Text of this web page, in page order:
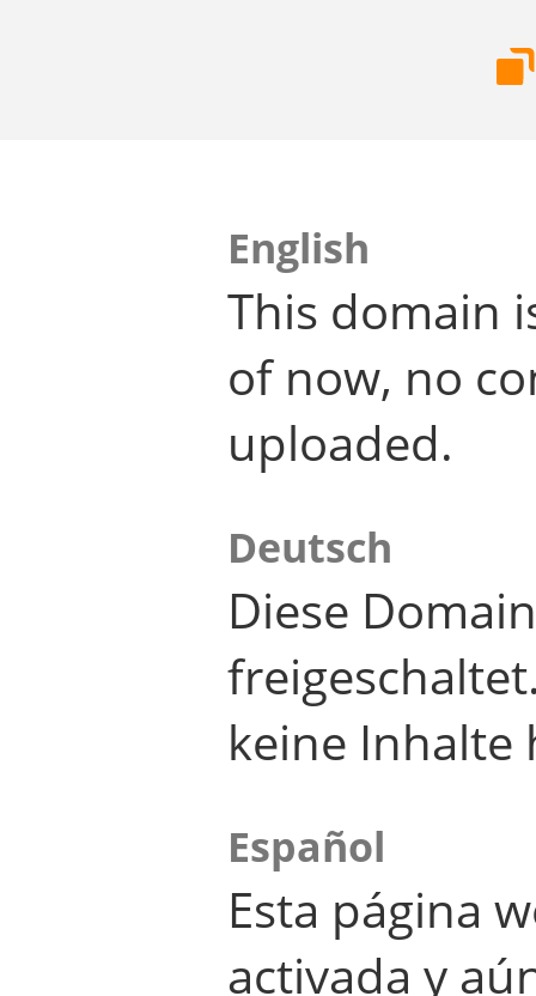
English
This domain
of now, no
uploaded.
Deutsch
Diese
keine Inhalte
Español
Esta página
activada y